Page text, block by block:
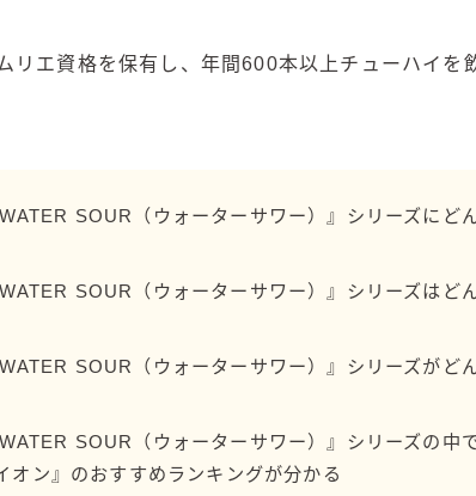
オリオンビール
Amazon
楽天
リエ資格を保有し、年間600本以上チューハイを
WATER SOUR（ウォーターサワー）』シリーズにど
WATER SOUR（ウォーターサワー）』シリーズはど
WATER SOUR（ウォーターサワー）』シリーズがど
WATER SOUR（ウォーターサワー）』シリーズの中
オン』のおすすめランキングが分かる